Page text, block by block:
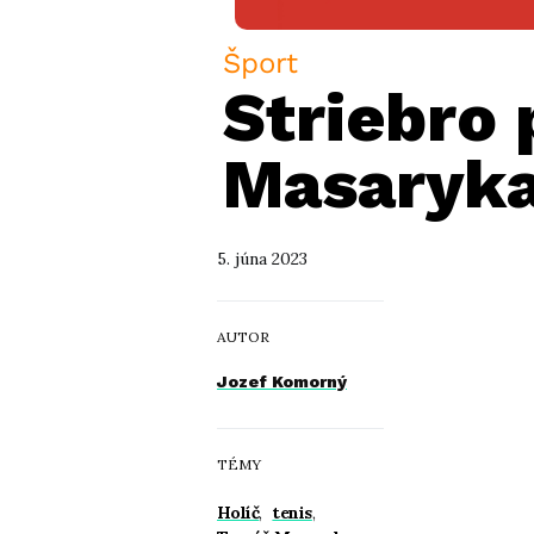
Šport
Striebro
5. júna 2023
AUTOR
Jozef Komorný
TÉMY
Holíč, tenis,